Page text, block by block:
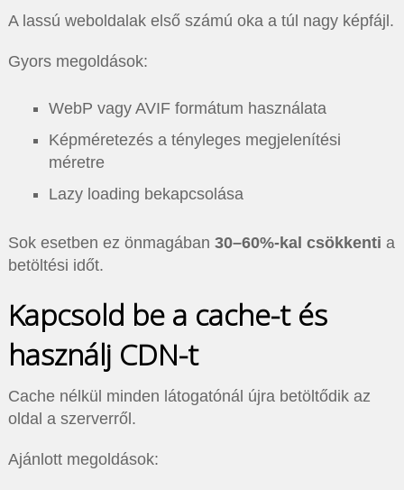
A lassú weboldalak első számú oka a túl nagy képfájl.
Gyors megoldások:
WebP vagy AVIF formátum használata
Képméretezés a tényleges megjelenítési
méretre
Lazy loading bekapcsolása
Sok esetben ez önmagában 30–60%-kal csökkenti a
betöltési időt.
Kapcsold be a cache-t és
használj CDN-t
Cache nélkül minden látogatónál újra betöltődik az
oldal a szerverről.
Ajánlott megoldások: